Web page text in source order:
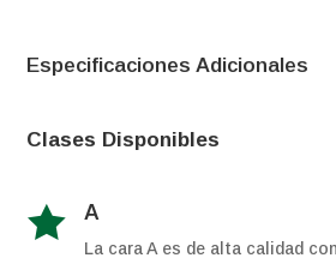
Especificaciones Adicionales
Clases Disponibles
 A
La cara A es de alta calidad